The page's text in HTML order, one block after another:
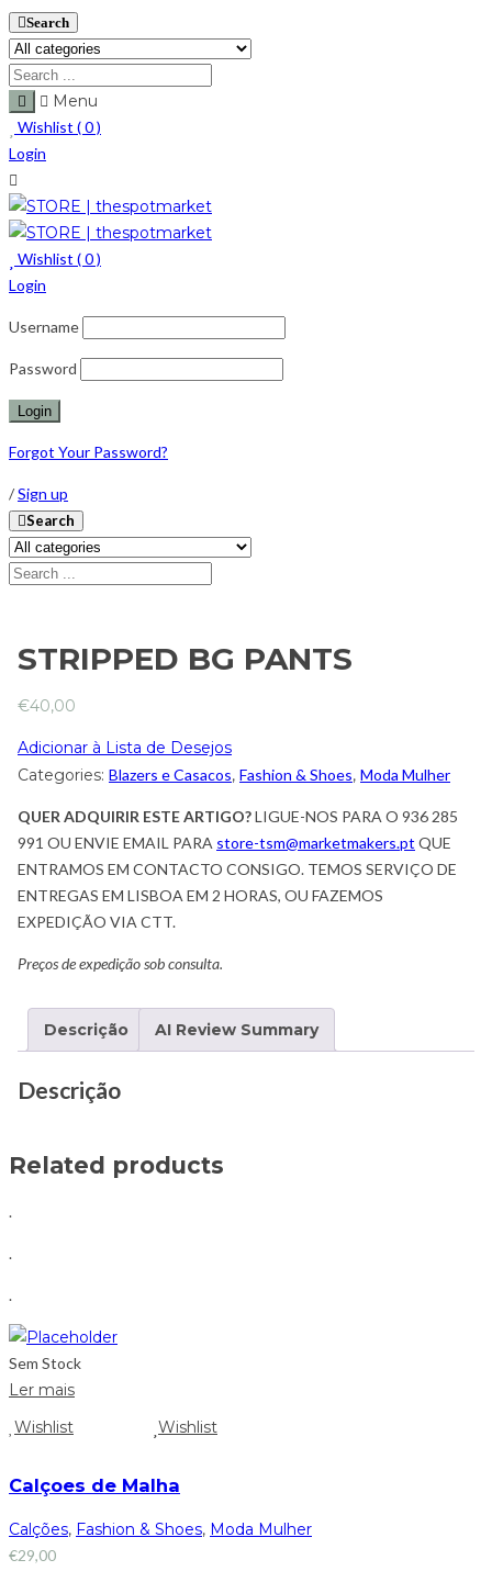
Search
Menu
Wishlist (0)
Login
Wishlist (0)
Login
Username
Password
Forgot Your Password?
/Sign up
Search
STRIPPED BG PANTS
€40,00
Adicionar à Lista de Desejos
Categories: Blazers e Casacos, Fashion & Shoes, Moda Mulher
QUER ADQUIRIR ESTE ARTIGO?LIGUE-NOS PARA O 936 285
991 OU ENVIE EMAIL PARA store-tsm@marketmakers.pt QUE
ENTRAMOS EM CONTACTO CONSIGO. TEMOS SERVIÇO DE
ENTREGAS EM LISBOA EM 2 HORAS, OU FAZEMOS
EXPEDIÇÃO VIA CTT.
Preços de expedição sob consulta.
Descrição AI Review Summary
Descrição
Related products
.
.
.
Sem Stock
Ler mais
Wishlist
Wishlist
Calçoes de Malha
Calções, Fashion & Shoes, Moda Mulher
€29,00